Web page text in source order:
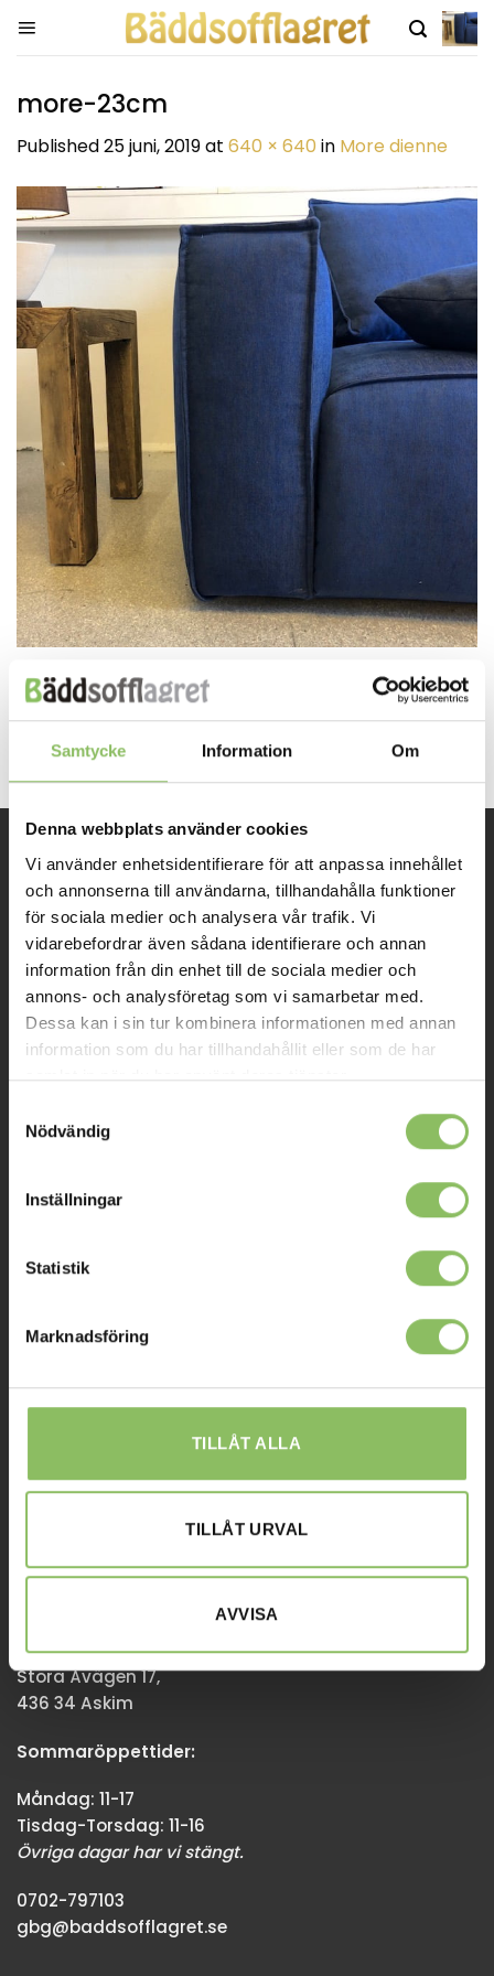
Samtycke Information Om
Denna webbplats använder cookies
Vi använder enhetsidentifierare för att anpassa innehållet
och annonserna till användarna, tillhandahålla funktioner
för sociala medier och analysera vår trafik. Vi
vidarebefordrar även sådana identifierare och annan
information från din enhet till de sociala medier och
annons- och analysföretag som vi samarbetar med.
Dessa kan i sin tur kombinera informationen med annan
information som du har tillhandahållit eller som de har
samlat in när du har använt deras tjänster.
Nödvändig
Inställningar
Statistik
Marknadsföring
TILLÅT ALLA
TILLÅT URVAL
AVVISA
more-23cm
Published25 juni, 2019at 640 × 640 in More dienne
Both comments and trackbacks are currently closed.
←Previous
INFORMATION
Om oss
Kontakt
Mitt konto
Prisgaranti
Ulvsundavägen 174,
Tisdag-Torsdag: 11-18
Stora Åvägen 17,
436 34 Askim
Sommaröppettider:
Måndag: 11-17
Tisdag-Torsdag: 11-16
Övriga dagar har vi stängt.
0702-797103
gbg@baddsofflagret.se